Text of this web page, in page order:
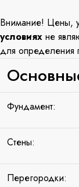
Внимание! Цены,
условиях не
для определения
Фундамент:
Стены:
Перегородки: